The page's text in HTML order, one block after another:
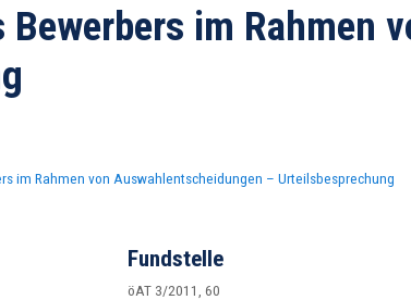
Bewerbers im Rahmen
im Rahmen von Auswahlentscheidungen – Urteilsbesprechung
Fundstelle
öAT 3/2011, 60